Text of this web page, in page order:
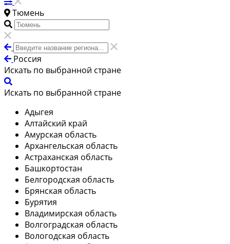
Тюмень
Россия
Искать по выбранной стране
Искать по выбранной стране
Адыгея
Алтайский край
Амурская область
Архангельская область
Астраханская область
Башкортостан
Белгородская область
Брянская область
Бурятия
Владимирская область
Волгоградская область
Вологодская область